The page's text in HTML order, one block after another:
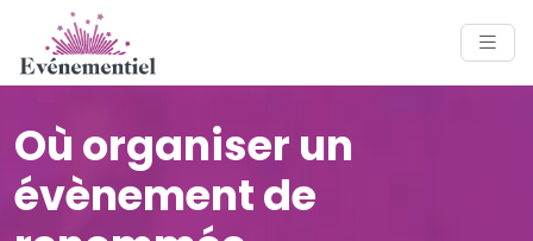
Où organiser un
évènement de